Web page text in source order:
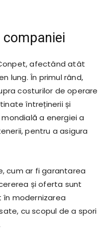
afectând atât
lung. În primul rând,
costurilor de operare
întreținerii și
a energiei a
pentru a asigura
cum ar fi garantarea
și oferta sunt
în modernizarea
cu scopul de a spori